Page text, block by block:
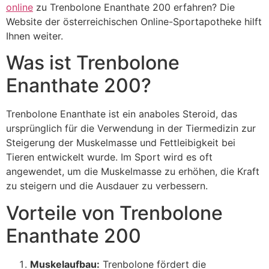
online zu Trenbolone Enanthate 200 erfahren? Die
Website der österreichischen Online-Sportapotheke hilft
Ihnen weiter.
Was ist Trenbolone
Enanthate 200?
Trenbolone Enanthate ist ein anaboles Steroid, das
ursprünglich für die Verwendung in der Tiermedizin zur
Steigerung der Muskelmasse und Fettleibigkeit bei
Tieren entwickelt wurde. Im Sport wird es oft
angewendet, um die Muskelmasse zu erhöhen, die Kraft
zu steigern und die Ausdauer zu verbessern.
Vorteile von Trenbolone
Enanthate 200
Muskelaufbau: Trenbolone fördert die